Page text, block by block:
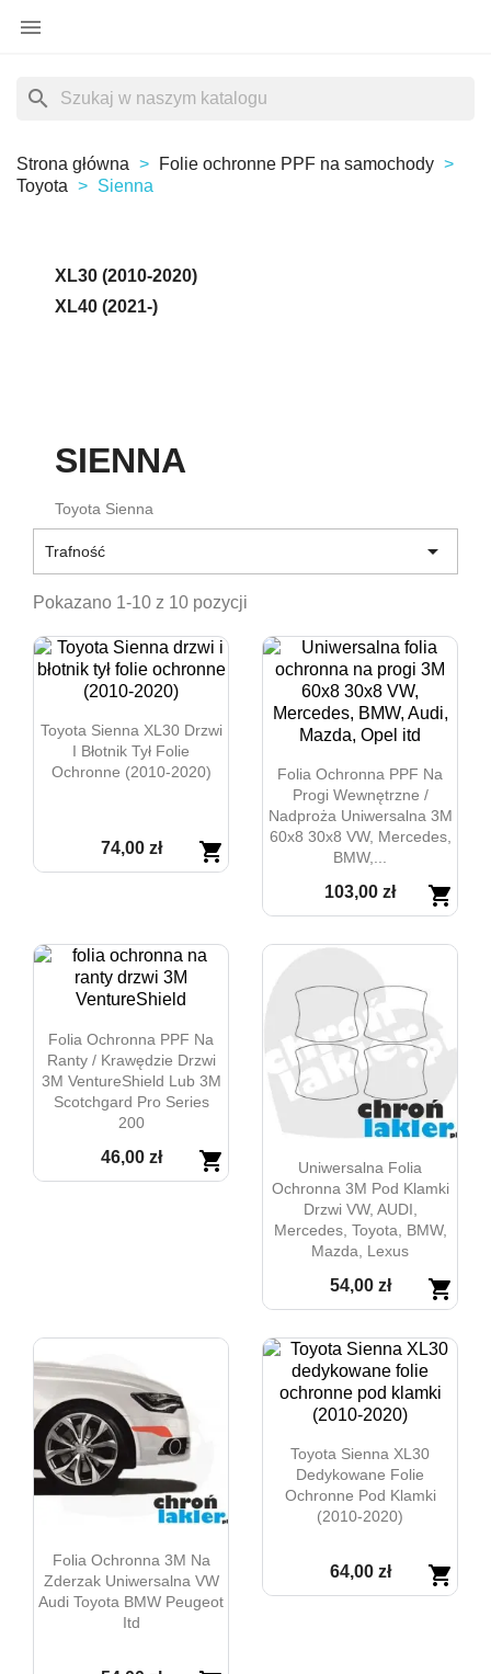

search
Strona główna
Folie ochronne PPF na samochody
Toyota
Sienna
XL30 (2010-2020)
XL40 (2021-)
SIENNA
Toyota Sienna
Trafność 
Pokazano 1-10 z 10 pozycji
Toyota Sienna XL30 Drzwi
I Błotnik Tył Folie
Ochronne (2010-2020)
shopping_cart
74,00 zł
Folia Ochronna PPF Na
Progi Wewnętrzne /
Nadproża Uniwersalna 3M
60x8 30x8 VW, Mercedes,
BMW,...
shopping_cart
103,00 zł

Folia Ochronna PPF Na
Ranty / Krawędzie Drzwi
3M VentureShield Lub 3M
Scotchgard Pro Series
200
shopping_cart
46,00 zł
Uniwersalna Folia
Ochronna 3M Pod Klamki
Drzwi VW, AUDI,
Mercedes, Toyota, BMW,
Mazda, Lexus
shopping_cart
54,00 zł

Folia Ochronna 3M Na
Zderzak Uniwersalna VW
Audi Toyota BMW Peugeot
Itd
Toyota Sienna XL30
Dedykowane Folie
Ochronne Pod Klamki
(2010-2020)
shopping_cart
64,00 zł